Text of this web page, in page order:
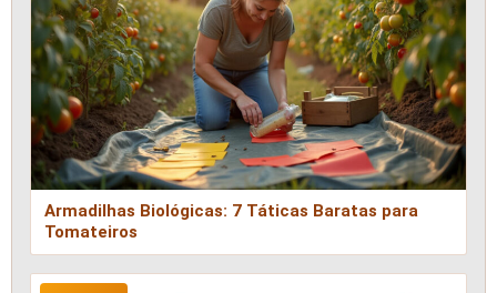
Armadilhas Biológicas: 7 Táticas Baratas para
Tomateiros